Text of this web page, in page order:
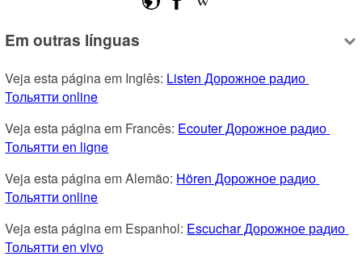
Em outras línguas
Veja esta página em Inglês: Listen Дорожное радио
Тольятти online
Veja esta página em Francês: Ecouter Дорожное радио
Тольятти en ligne
Veja esta página em Alemão: Hören Дорожное радио
Тольятти online
Veja esta página em Espanhol: Escuchar Дорожное радио
Тольятти en vivo